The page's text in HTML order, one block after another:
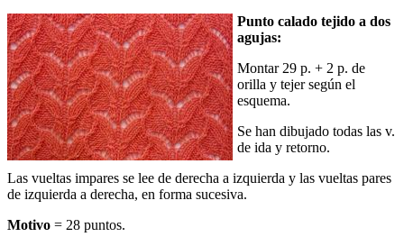
Punto calado tejido a dos
agujas:
Montar 29 p. + 2 p. de
orilla y tejer según el
esquema.
Se han dibujado todas las v.
de ida y retorno.
Las vueltas impares se lee de derecha a izquierda y las vueltas pares
de izquierda a derecha, en forma sucesiva.
Motivo = 28 puntos.